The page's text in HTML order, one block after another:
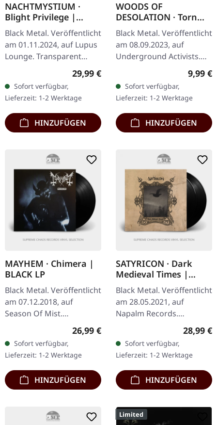
NACHTMYSTIUM ·
Blight Privilege |
TRANSPARENT
GREEN/BLACK
MARBLED LP
Black Metal. Veröffentlicht
am 01.11.2024, auf Lupus
Lounge. Transparent
marmoriertes Vinyl im
Gatefold-Cover mit Insert,
limitiert auf…
Regulärer Preis:
29,99 €
Sofort verfügbar,
Lieferzeit: 1-2 Werktage
HINZUFÜGEN
WOODS OF
DESOLATION · Torn
Beyond Reason (Re-
Release) | DIGIPAK CD
Black Metal. Veröffentlicht
am 08.09.2023, auf
Underground Activists.
Desolation kehrt mit der
remasterten Neuauflage
von „Torn…
9,99 €
Sofort verfügbar,
Lieferzeit: 1-2 Werktage
HINZUFÜGEN
MAYHEM · Chimera |
BLACK LP
Black Metal. Veröffentlicht
am 07.12.2018, auf
Season Of Mist.
Schwarzes Vinyl im
Gatefold-Cover. Mayhems
"Chimera" steht als
Beweis für die…
Regulärer Preis:
26,99 €
Sofort verfügbar,
Lieferzeit: 1-2 Werktage
HINZUFÜGEN
SATYRICON · Dark
Medieval Times |
BLACK 2LP
Black Metal. Veröffentlicht
am 28.05.2021, auf
Napalm Records.
Schwarzes Doppel-Vinyl
im Gatefold-Cover mit
alternativem Cover-
Artwork. Als der…
28,99 €
Sofort verfügbar,
Lieferzeit: 1-2 Werktage
HINZUFÜGEN
Limited